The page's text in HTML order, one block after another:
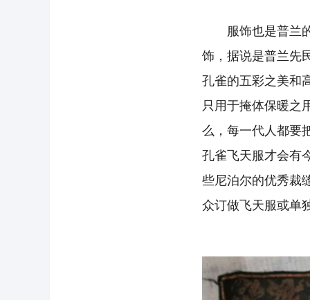
服饰也是普兰的
饰，据说是普兰先
孔雀的五彩之美和
只用于掩体保暖之
么，每一代人都要
孔雀飞天服才会有
些尼泊尔的优秀裁
众订做飞天服或单